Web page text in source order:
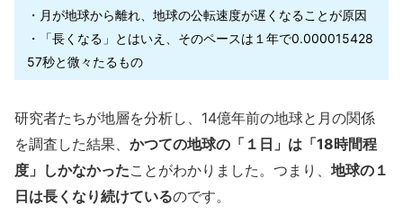
・月が地球から離れ、地球の公転速度が遅くなることが原因
・「長くなる」とはいえ、そのペースは１年で0.000015428
57秒と微々たるもの
研究者たちが地層を分析し、14億年前の地球と月の関係
を調査した結果、 かつての地球の「１日」は「18時間程
度」しかなかったことがわかりました。つまり、 地球の１
日は長くなり続けているのです。